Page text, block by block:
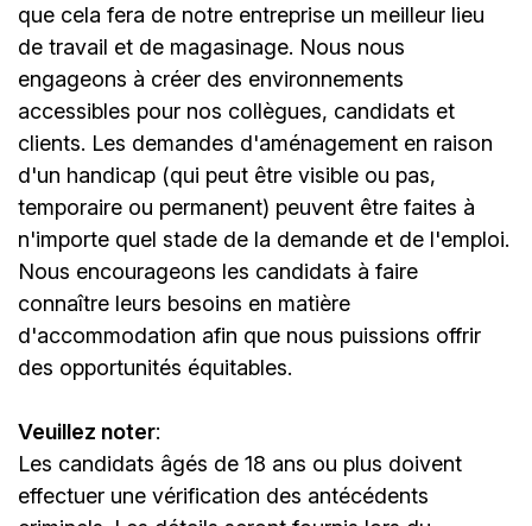
que cela fera de notre entreprise un meilleur lieu
de travail et de magasinage. Nous nous
engageons à créer des environnements
accessibles pour nos collègues, candidats et
clients. Les demandes d'aménagement en raison
d'un handicap (qui peut être visible ou pas,
temporaire ou permanent) peuvent être faites à
n'importe quel stade de la demande et de l'emploi.
Nous encourageons les candidats à faire
connaître leurs besoins en matière
d'accommodation afin que nous puissions offrir
des opportunités équitables.
Veuillez noter:
Les candidats âgés de 18 ans ou plus doivent
effectuer une vérification des antécédents